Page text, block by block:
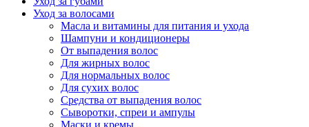
Уход за волосами
Масла и витамины для питания и ухода
Шампуни и кондиционеры
От выпадения волос
Для жирных волос
Для нормальных волос
Для сухих волос
Средства от выпадения волос
Сыворотки, спреи и ампулы
Маски и кремы